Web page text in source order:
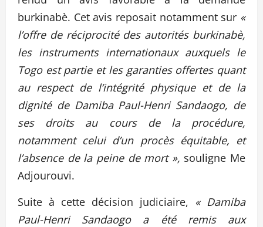
burkinabè. Cet avis reposait notamment sur «
l’offre de réciprocité des autorités burkinabè,
les instruments internationaux auxquels le
Togo est partie et les garanties offertes quant
au respect de l’intégrité physique et de la
dignité de Damiba Paul-Henri Sandaogo, de
ses droits au cours de la procédure,
notamment celui d’un procès équitable, et
l’absence de la peine de mort », souligne Me
Adjourouvi.
Suite à cette décision judiciaire, « Damiba
Paul-Henri Sandaogo a été remis aux